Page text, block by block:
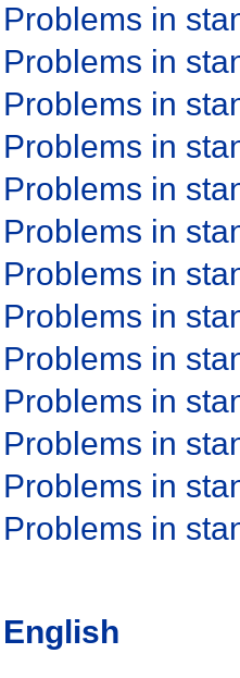
Problems in
Problems in
Problems in
Problems in
Problems in
Problems in
Problems in
Problems in
Problems in
Problems in
Problems in
Problems in
Problems in
English